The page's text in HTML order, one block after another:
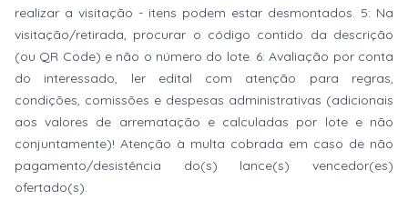
realizar a visitação - itens podem estar desmontados. 5: Na
visitação/retirada, procurar o código contido da descrição
(ou QR Code) e não o número do lote. 6: Avaliação por conta
do interessado, ler edital com atenção para regras,
condições, comissões e despesas administrativas (adicionais
aos valores de arrematação e calculadas por lote e não
conjuntamente)! Atenção à multa cobrada em caso de não
pagamento/desistência do(s) lance(s) vencedor(es)
ofertado(s).